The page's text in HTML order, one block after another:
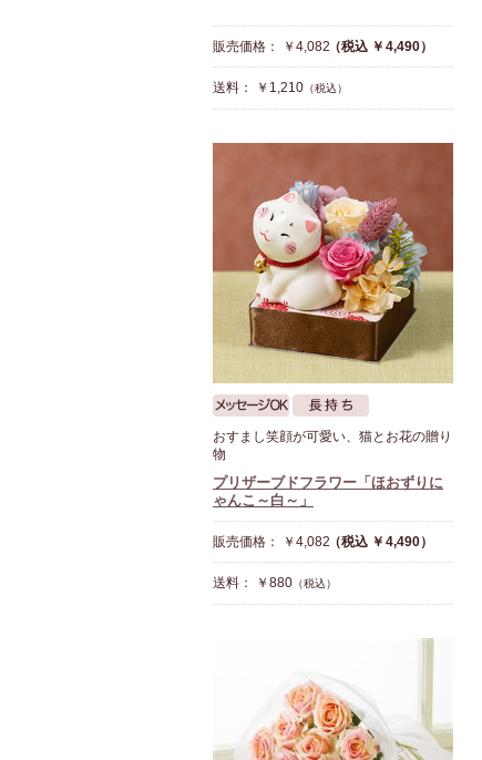
販売価格： ￥4,082（税込 ￥4,490）
送料： ￥1,210 （税込）
おすまし笑顔が可愛い、猫とお花の贈り
物
プリザーブドフラワー「ほおずりに
ゃんこ～白～」
販売価格： ￥4,082（税込 ￥4,490）
送料： ￥880 （税込）